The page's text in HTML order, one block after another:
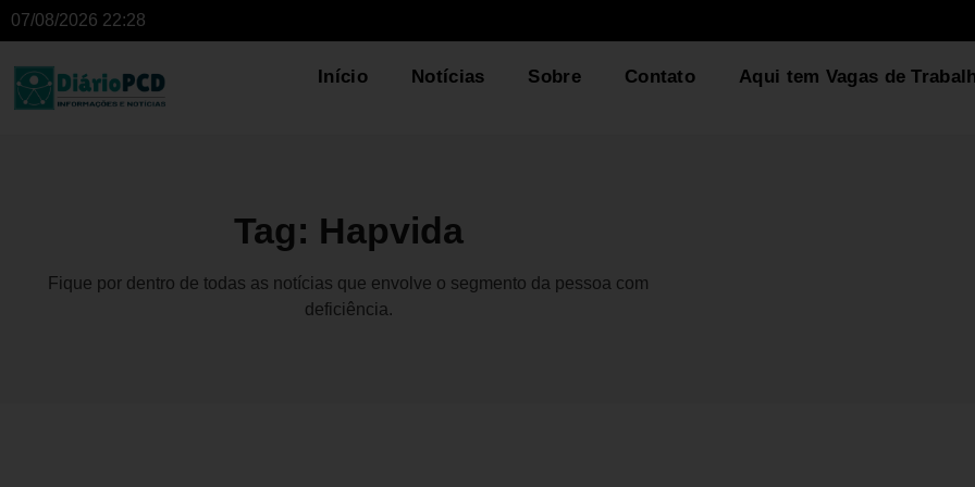
07/08/2026 22:28
Início Notícias Sobre Contato Aqui tem Vagas de
Tag: Hapvida
Fique por dentro de todas as notícias que envolve o segmento da pessoa com
deficiência.